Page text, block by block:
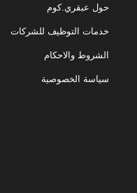
حول عبقري.كوم
خدمات التوظيف للشركات
الشروط والاحكام
سياسة الخصوصية